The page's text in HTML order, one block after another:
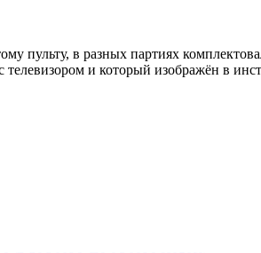
пульту, в разных партиях
и который изображён в